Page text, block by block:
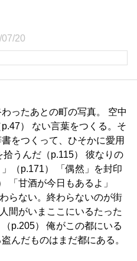
20
ったあとの町の写真。 空中
） ない言葉をつくる。そ
をつくって、ひそかに愛用
うんだ（p.115） 彼なりの
」（p.171） 「偶然」を封印
「甘酒が今日もあるよ」
らない。終わらないのが街
間がいまここにいるたった
p.205） 俺がこの都にいる
んだものはまだ都にある。